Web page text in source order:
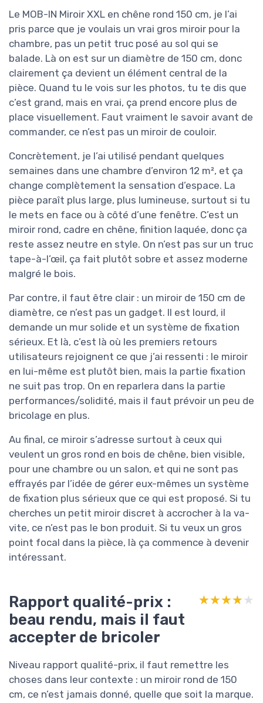
Le MOB-IN Miroir XXL en chêne rond 150 cm, je l’ai
pris parce que je voulais un vrai gros miroir pour la
chambre, pas un petit truc posé au sol qui se
balade. Là on est sur un diamètre de 150 cm, donc
clairement ça devient un élément central de la
pièce. Quand tu le vois sur les photos, tu te dis que
c’est grand, mais en vrai, ça prend encore plus de
place visuellement. Faut vraiment le savoir avant de
commander, ce n’est pas un miroir de couloir.
Concrètement, je l’ai utilisé pendant quelques
semaines dans une chambre d’environ 12 m², et ça
change complètement la sensation d’espace. La
pièce paraît plus large, plus lumineuse, surtout si tu
le mets en face ou à côté d’une fenêtre. C’est un
miroir rond, cadre en chêne, finition laquée, donc ça
reste assez neutre en style. On n’est pas sur un truc
tape-à-l’œil, ça fait plutôt sobre et assez moderne
malgré le bois.
Par contre, il faut être clair : un miroir de 150 cm de
diamètre, ce n’est pas un gadget. Il est lourd, il
demande un mur solide et un système de fixation
sérieux. Et là, c’est là où les premiers retours
utilisateurs rejoignent ce que j’ai ressenti : le miroir
en lui-même est plutôt bien, mais la partie fixation
ne suit pas trop. On en reparlera dans la partie
performances/solidité, mais il faut prévoir un peu de
bricolage en plus.
Au final, ce miroir s’adresse surtout à ceux qui
veulent un gros rond en bois de chêne, bien visible,
pour une chambre ou un salon, et qui ne sont pas
effrayés par l’idée de gérer eux-mêmes un système
de fixation plus sérieux que ce qui est proposé. Si tu
cherches un petit miroir discret à accrocher à la va-
vite, ce n’est pas le bon produit. Si tu veux un gros
point focal dans la pièce, là ça commence à devenir
intéressant.
Rapport qualité-prix :
beau rendu, mais il faut
accepter de bricoler
★★★★★
★★★★★
Niveau rapport qualité-prix, il faut remettre les
choses dans leur contexte : un miroir rond de 150
cm, ce n’est jamais donné, quelle que soit la marque.